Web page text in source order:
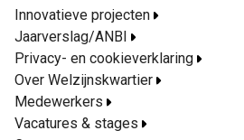
Innovatieve projecten
Jaarverslag/ANBI
Privacy- en cookieverklaring
Over Welzijnskwartier
Medewerkers
Vacatures & stages